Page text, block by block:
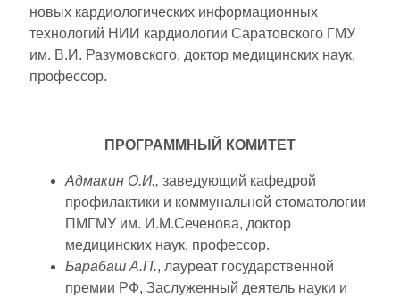
новых кардиологических информационных
технологий НИИ кардиологии Саратовского ГМУ
им. В.И. Разумовского, доктор медицинских наук,
профессор.
ПРОГРАММНЫЙ КОМИТЕТ
Адмакин О.И.,заведующий кафедрой
профилактики и коммунальной стоматологии
ПМГМУ им. И.М.Сеченова, доктор
медицинских наук, профессор.
Барабаш А.П., лауреат государственной
премии РФ, Заслуженный деятель науки и